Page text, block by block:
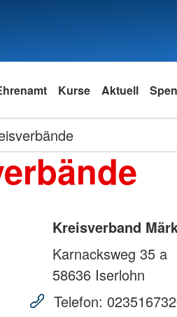
Kurse Aktuell
Kreisverband
Karnacksweg 35 a
58636 Iserlohn
Telefon: